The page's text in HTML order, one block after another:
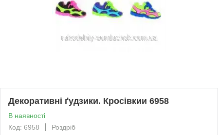
Декоративні ґудзики. Кросівкии 6958
В наявності
Код: 6958
Роздріб